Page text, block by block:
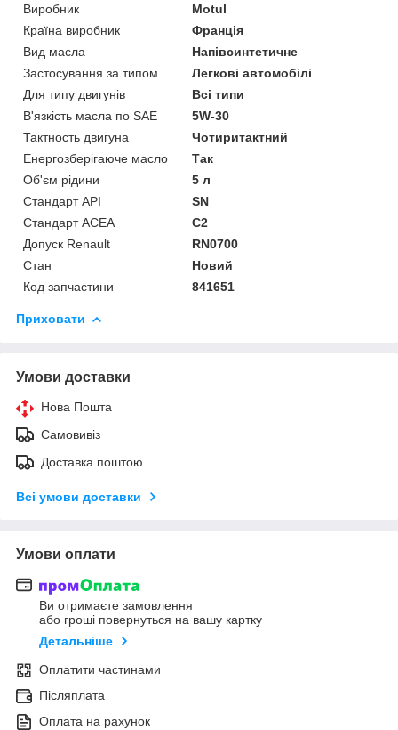
Виробник
Motul
Країна виробник
Франція
Вид масла
Напівсинтетичне
Застосування за типом
Легкові автомобілі
Для типу двигунів
Всі типи
В'язкість масла по SAE
5W-30
Тактность двигуна
Чотиритактний
Енергозберігаюче масло
Так
Об'єм рідини
5 л
Стандарт API
SN
Стандарт ACEA
C2
Допуск Renault
RN0700
Стан
Новий
Код запчастини
841651
Приховати
Умови доставки
Нова Пошта
Самовивіз
Доставка поштою
Всі умови доставки
Умови оплати
Ви отримаєте замовлення
або гроші повернуться на вашу картку
Детальніше
Оплатити частинами
Післяплата
Оплата на рахунок